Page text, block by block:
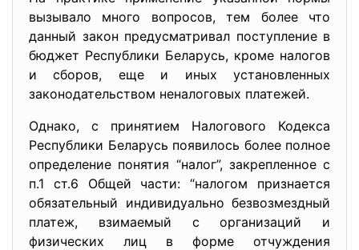
вызывало много вопросов, тем более что
данный закон предусматривал поступление в
бюджет Республики Беларусь, кроме налогов
и сборов, еще и иных установленных
законодательством неналоговых платежей.
Однако, с принятием Налогового Кодекса
Республики Беларусь появилось более полное
определение понятия “налог”, закрепленное с
п.1 ст.6 Общей части: “налогом признается
обязательный индивидуально безвозмездный
платеж, взимаемый с организаций и
физических лиц в форме отчуждения